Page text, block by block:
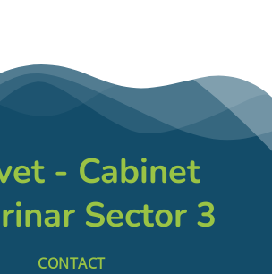
- Cabinet
Sector 3
CONTACT